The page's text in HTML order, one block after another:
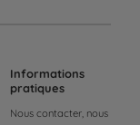
Informations
pratiques
Nous contacter, nous